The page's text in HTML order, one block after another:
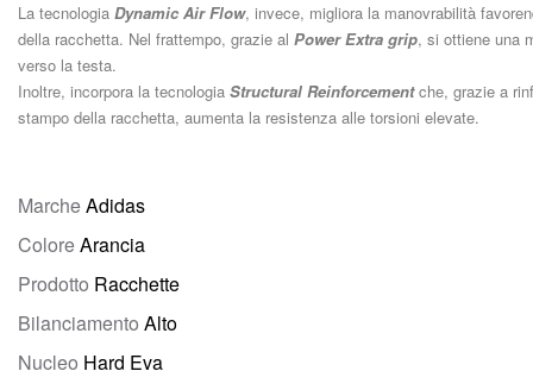
La tecnologia Dynamic Air Flow, invece, migliora la manovrabilità
della racchetta. Nel frattempo, grazie al Power Extra grip, si ottiene una
verso la testa.
Inoltre, incorpora la tecnologia Structural Reinforcement che, grazie a
stampo della racchetta, aumenta la resistenza alle torsioni elevate.
MarcheAdidas
ColoreArancia
Prodotto Racchette
Bilanciamento Alto
Nucleo Hard Eva